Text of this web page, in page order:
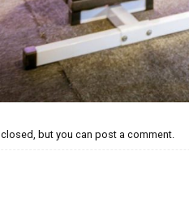
but you can post a comment.